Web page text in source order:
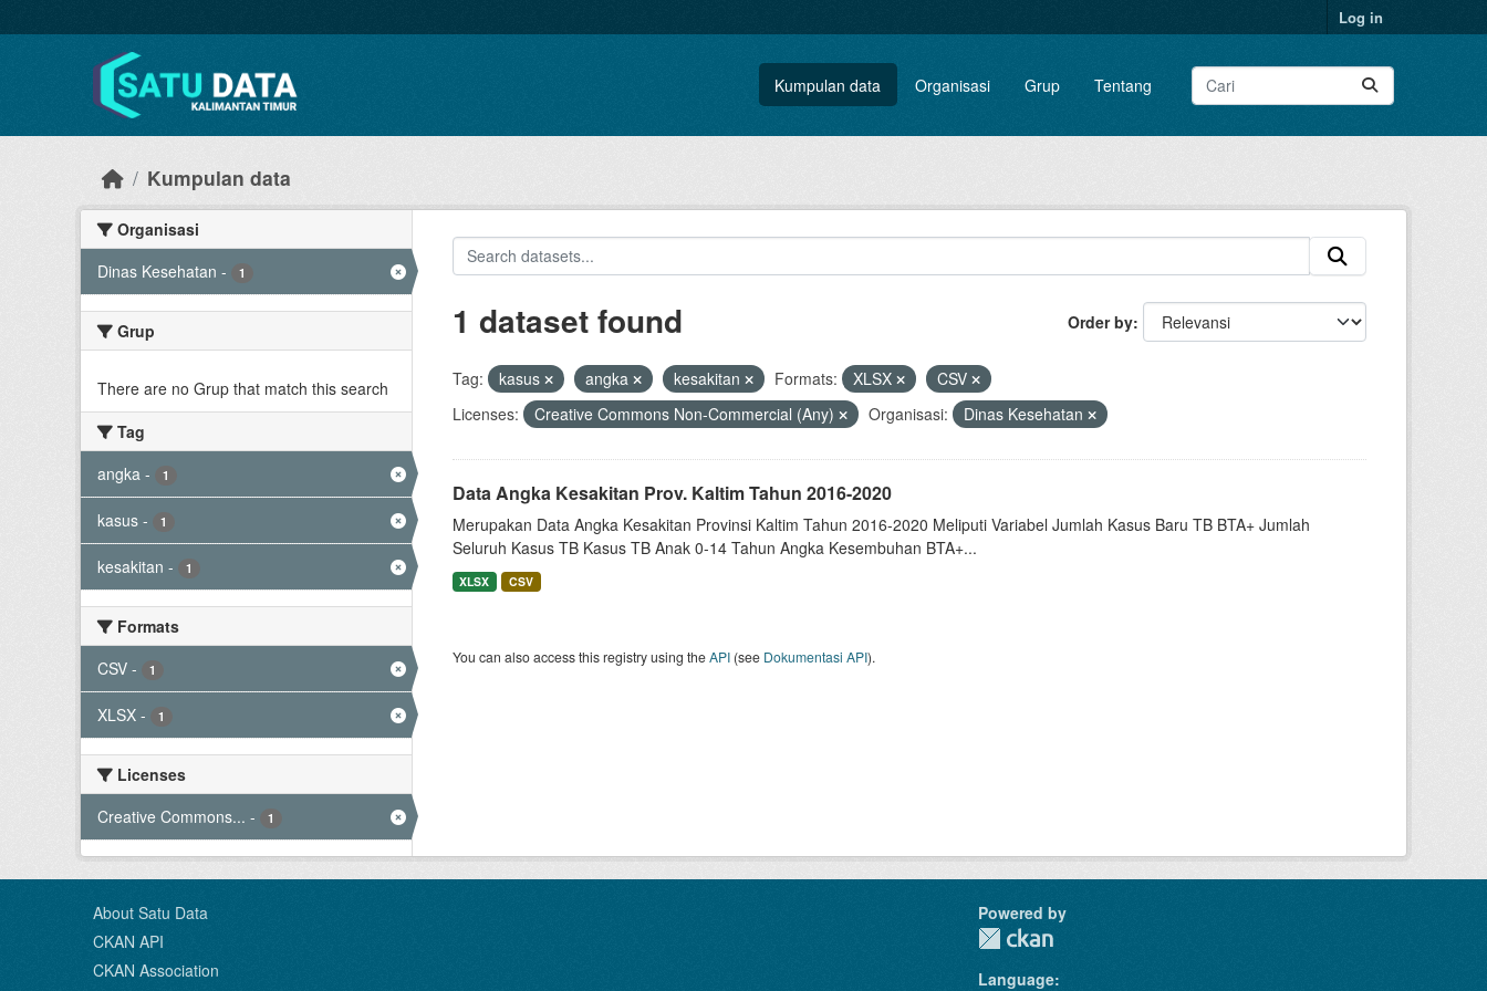
Log in
Kumpulan data Organisasi Grup Tentang
Kumpulan data
Organisasi
Dinas Kesehatan - 1
Grup
There are no Grup that match this search
Tag
angka - 1
kasus - 1
kesakitan - 1
Formats
CSV - 1
XLSX - 1
Licenses
Creative Commons... - 1
Order by
1 dataset found
Tag: kasus angka kesakitan Formats: XLSX
CSV
Licenses:
Creative Commons Non-Commercial (Any) Organisasi: Dinas Kesehatan
Data Angka Kesakitan Prov. Kaltim Tahun 2016-2020
Merupakan Data Angka Kesakitan Provinsi Kaltim Tahun 2016-2020 Meliputi Variabel Jumlah Kasus Baru TB BTA+ Jumlah
Seluruh Kasus TB Kasus TB Anak 0-14 Tahun Angka Kesembuhan BTA+...
XLSX CSV
You can also access this registry using theAPI(see Dokumentasi API).
About Satu Data
CKAN API
CKAN Association
Powered by
Language